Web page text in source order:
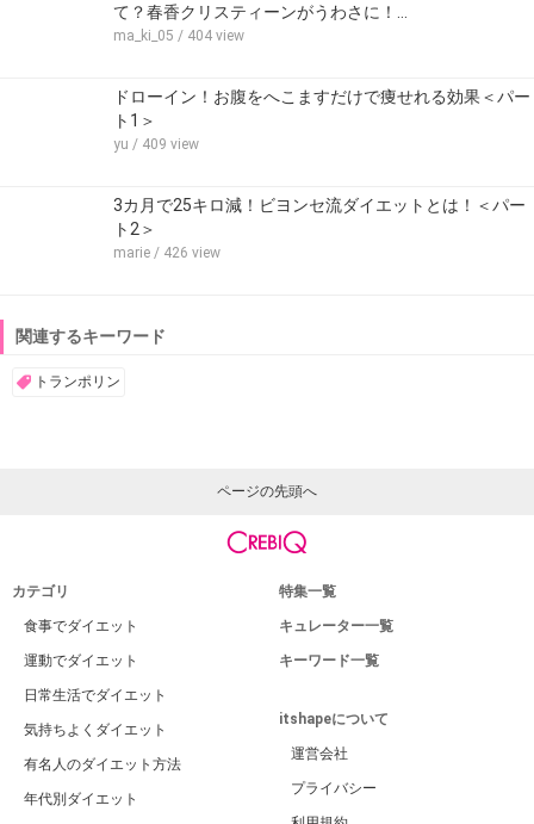
て？春香クリスティーンがうわさに！…
ma_ki_05 / 404 view
ドローイン！お腹をへこますだけで痩せれる効果＜パー
ト1＞
yu / 409 view
3カ月で25キロ減！ビヨンセ流ダイエットとは！＜パー
ト2＞
marie / 426 view
関連するキーワード
トランポリン
ページの先頭へ
カテゴリ
食事でダイエット
運動でダイエット
日常生活でダイエット
気持ちよくダイエット
有名人のダイエット方法
年代別ダイエット
特集一覧
キュレーター一覧
キーワード一覧
itshapeについて
運営会社
プライバシー